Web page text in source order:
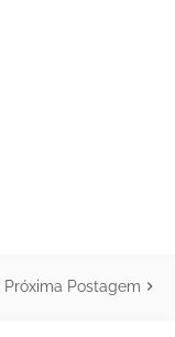
Próxima Postagem